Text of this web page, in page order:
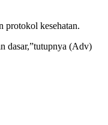
protokol kesehatan.
dasar,”tutupnya (Adv)